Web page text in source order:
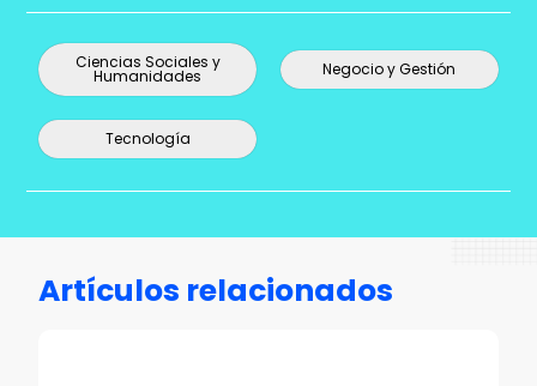
Ciencias Sociales y
Humanidades Negocio y Gestión
Tecnología
Artículos relacionados